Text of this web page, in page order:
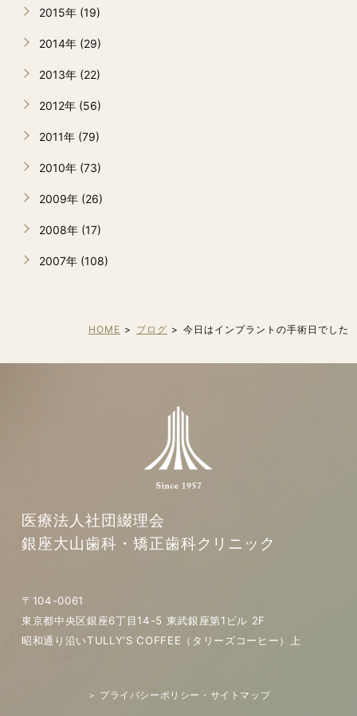
2015年 (19)
2014年 (29)
2013年 (22)
2012年 (56)
2011年 (79)
2010年 (73)
2009年 (26)
2008年 (17)
2007年 (108)
HOME ブログ 今日はインプラントの手術日でした
医療法人社団綴理会
銀座大山歯科・矯正歯科クリニック
〒104-0061
東京都中央区銀座6丁目14-5 東武銀座第1ビル 2F
昭和通り沿いTULLY'S COFFEE（タリーズコーヒー）上
＞ プライバシーポリシー・サイトマップ